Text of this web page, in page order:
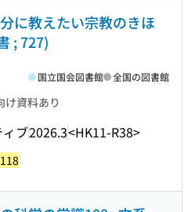
に教えたい宗教のきほ
; 727)
け資料あり
ブ2026.3<HK11-R38>
国立国会図書館 全国の図書館